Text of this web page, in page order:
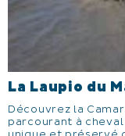
La Laupio du
Découvrez la
parcourant à